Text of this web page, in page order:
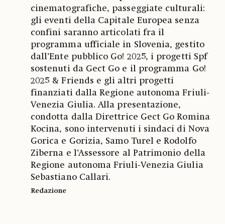
cinematografiche, passeggiate culturali:
gli eventi della Capitale Europea senza
confini saranno articolati fra il
programma ufficiale in Slovenia, gestito
dall’Ente pubblico Go! 2025, i progetti Spf
sostenuti da Gect Go e il programma Go!
2025 & Friends e gli altri progetti
finanziati dalla Regione autonoma Friuli-
Venezia Giulia. Alla presentazione,
condotta dalla Direttrice Gect Go Romina
Kocina, sono intervenuti i sindaci di Nova
Gorica e Gorizia, Samo Turel e Rodolfo
Ziberna e l’Assessore al Patrimonio della
Regione autonoma Friuli-Venezia Giulia
Sebastiano Callari.
Redazione